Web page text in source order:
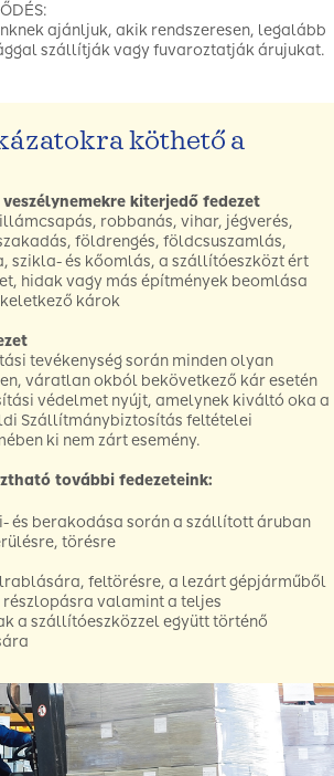
ajánljuk, akik rendszeresen, legalább
szállítják vagy fuvaroztatják árujukat.
köthető a
kiterjedő fedezet
robbanás, vihar, jégverés,
földrengés, földcsuszamlás,
szikla- és kőomlás, a szállítóeszközt ért
hidak vagy más építmények beomlása
károk
tevékenység során minden olyan
váratlan okból bekövetkező kár esetén
védelmet nyújt, amelynek kiváltó oka a
Szállítmánybiztosítás feltételei
ki nem zárt esemény.
további fedezeteink:
és berakodása során a szállított áruban
törésre
feltörésre, a lezárt gépjárműből
valamint a teljes
a szállítóeszközzel együtt történő